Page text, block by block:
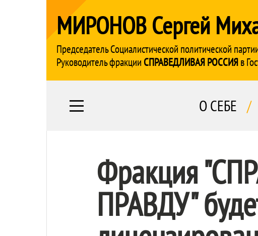
МИРОНОВ Сергей
Председатель Социалистической политической
Руководитель фракции СПРАВЕДЛИВАЯ РОССИЯв
О СЕБЕ /
Фракция "
ПРАВДУ"